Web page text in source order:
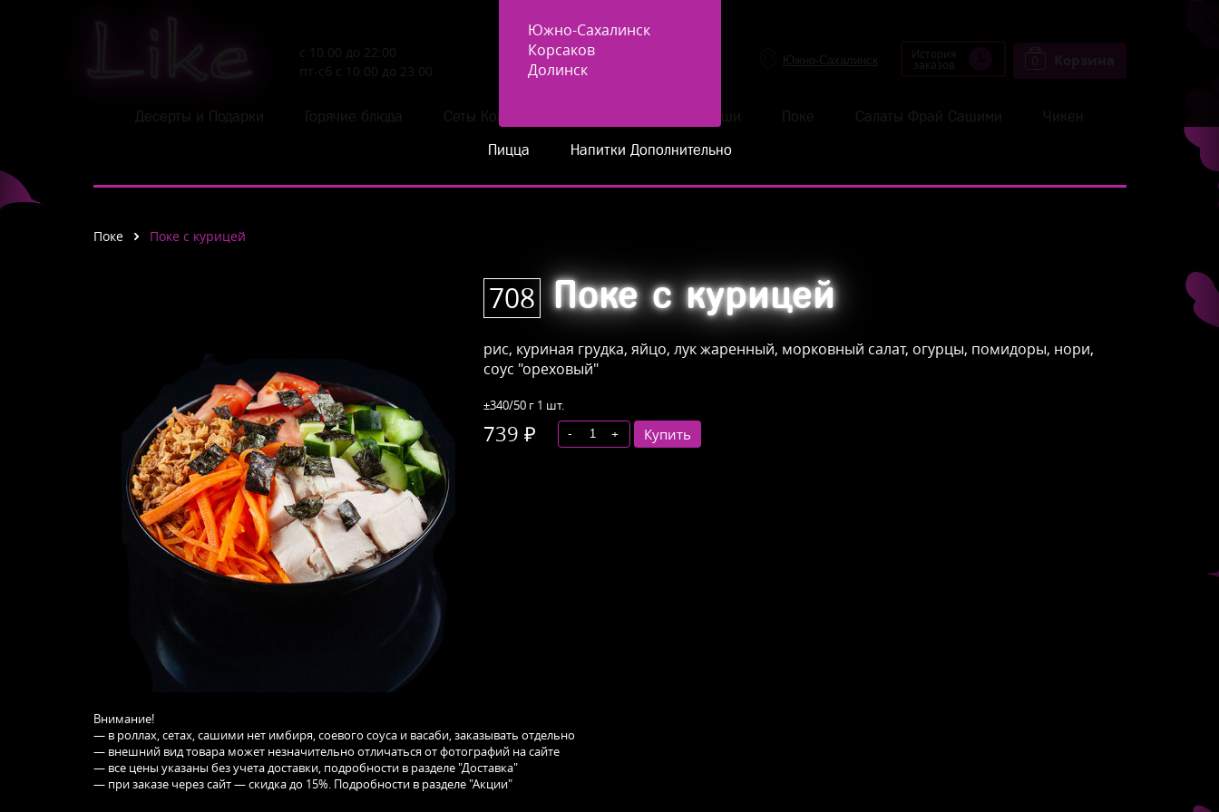
с 10:00 до 22:00
пт-сб с 10:00 до 23:00
6-2222-6 История
заказов
Десерты и Подарки Горячие блюда Сеты Комбо Фастфуд Суши Поке Салаты Фрай Сашими
Чикен
Пицца
Напитки Дополнительно
Поке Поке с курицей
708 Поке с курицей
рис, куриная грудка, яйцо, лук жаренный, морковный салат, огурцы, помидоры, нори,
соус "ореховый"
±340/50 г 1 шт.
739 ₽ - + Купить
Внимание!
— в роллах, сетах, сашими нет имбиря, соевого соуса и васаби, заказывать отдельно
— внешний вид товара может незначительно отличаться от фотографий на сайте
— все цены указаны без учета доставки, подробности в разделе "Доставка"
— при заказе через сайт — скидка до 15%. Подробности в разделе "Акции"
Южно-Сахалинск
Корсаков
Долинск